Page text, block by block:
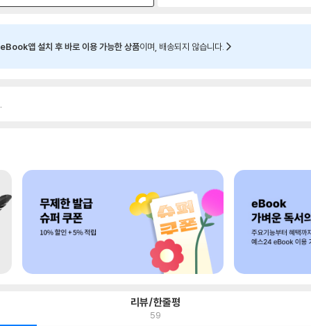
앱 설치 후 바로 이용 가능한 상품이며, 배송되지 않습니다.
리뷰/한줄평
59